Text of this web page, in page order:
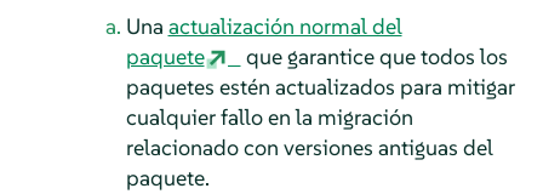
Una actualización normal del
paquete
que garantice que todos los
paquetes estén actualizados para mitigar
cualquier fallo en la migración
relacionado con versiones antiguas del
paquete.